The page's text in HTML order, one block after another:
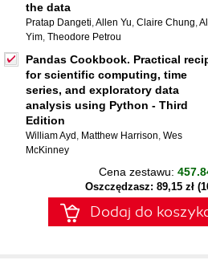
the data
Pratap Dangeti,Allen Yu, Claire Chung,
Yim, Theodore Petrou
Pandas Cookbook. Practical
for scientific computing, time
series, and exploratory data
analysis using Python - Third
Edition
William Ayd , Matthew Harrison, Wes
McKinney
Cena zestawu:
Oszczędzasz: 89,15 zł
Dodaj do